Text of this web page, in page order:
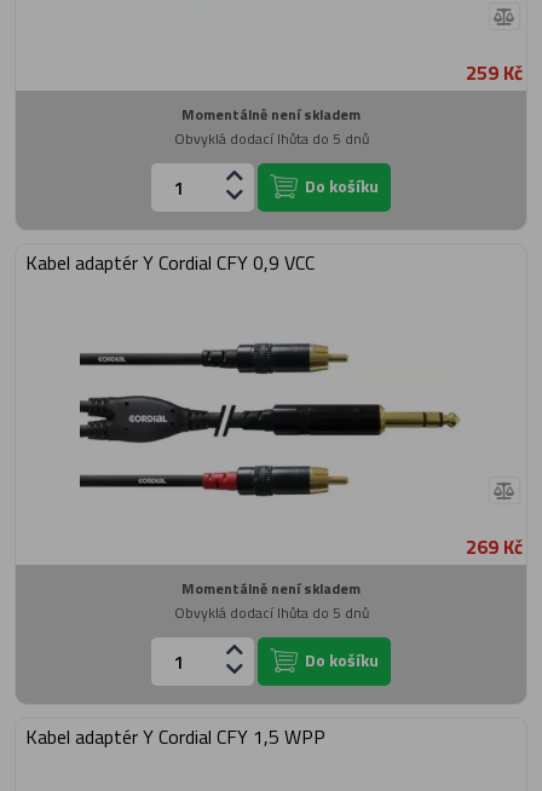
259 Kč
Momentálně není skladem
Obvyklá dodací lhůta do 5 dnů
Do košíku
Kabel adaptér Y Cordial CFY 0,9 VCC
269 Kč
Momentálně není skladem
Obvyklá dodací lhůta do 5 dnů
Do košíku
Kabel adaptér Y Cordial CFY 1,5 WPP